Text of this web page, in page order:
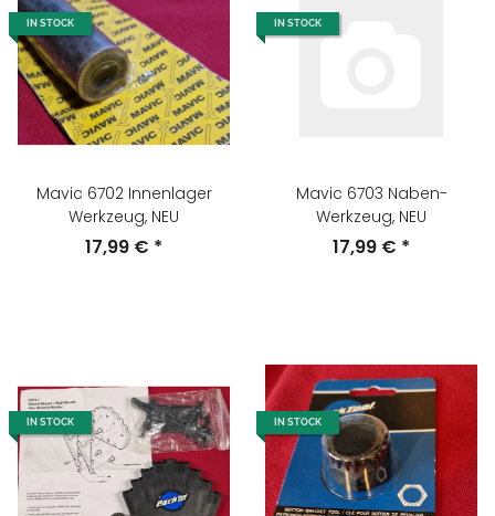
IN STOCK
Mavic 6702 Innenlager
Werkzeug, NEU
17,99 € *
IN STOCK
Mavic 6703 Naben-
Werkzeug, NEU
17,99 € *
IN STOCK IN STOCK